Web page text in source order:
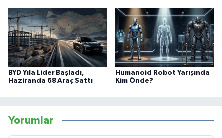
BYD Yıla Lider Başladı,
Haziranda 68 Araç Sattı
Humanoid Robot Yarışında
Kim Önde?
Yorumlar